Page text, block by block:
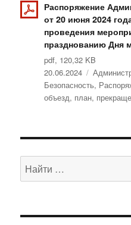
Распоряжение
от 20 июня 2024
проведения
празднованию Дня
pdf, 120,32 KB
Опубликовано
20.06.2024 Рубрики
Безопасность,
объезд, план,
Искать: